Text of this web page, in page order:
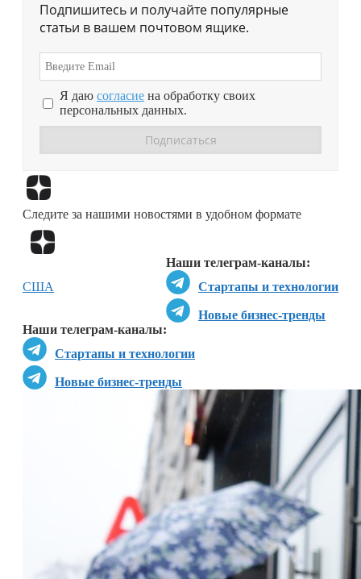
Подпишитесь и получайте популярные
статьи в вашем почтовом ящике.
Я даю согласие на обработку своих
персональных данных.
Следите за нашими новостями в удобном формате
Наши телеграм-каналы:
Стартапы и технологии
Новые бизнес-тренды
Наши телеграм-каналы:
Стартапы и технологии
Новые бизнес-тренды
США